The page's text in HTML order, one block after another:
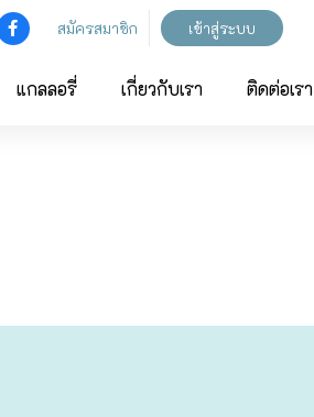
สมัครสมาชิก เข้าสู่ระบบ
แกลลอรี่ เกี่ยวกับเรา ติดต่อเรา